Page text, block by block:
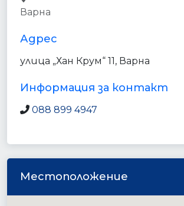
Варна
Адрес
улица „Хан Крум“ 11, Варна
Информация за контакт
088 899 4947
Местоположение